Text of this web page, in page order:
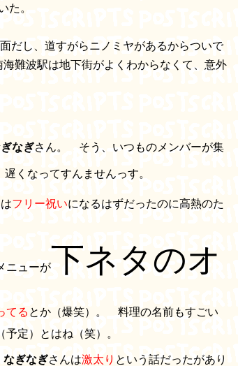
た。
だし、道すがらニノミヤがあるからついで
難波駅は地下街がよくわからなくて、意外
なぎさん。 そう、いつものメンバーが集
くなってすんませんっす。
フリー祝いになるはずだったのに高熱のた
ニューが下ネタのオ
てる とか（爆笑）。 料理の名前もすごい
定）とはね（笑）。
なぎなぎさんは激太り という話だったがあり